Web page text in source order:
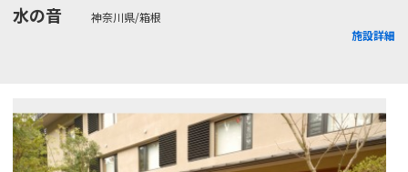
水の音
神奈川県/箱根
施設詳細